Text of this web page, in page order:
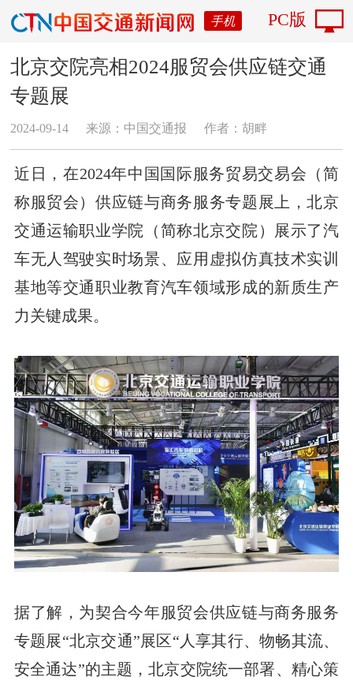
手机 PC版
北京交院亮相2024服贸会供应链交通
专题展
2024-09-14 来源：中国交通报 作者：胡畔
近日，在2024年中国国际服务贸易交易会（简
称服贸会）供应链与商务服务专题展上，北京
交通运输职业学院（简称北京交院）展示了汽
车无人驾驶实时场景、应用虚拟仿真技术实训
基地等交通职业教育汽车领域形成的新质生产
力关键成果。
据了解，为契合今年服贸会供应链与商务服务
专题展“北京交通”展区“人享其行、物畅其流、
安全通达”的主题，北京交院统一部署、精心策